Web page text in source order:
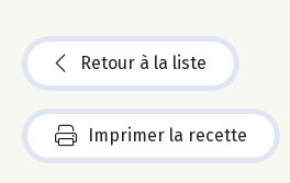
Retour à la liste
Imprimer la recette